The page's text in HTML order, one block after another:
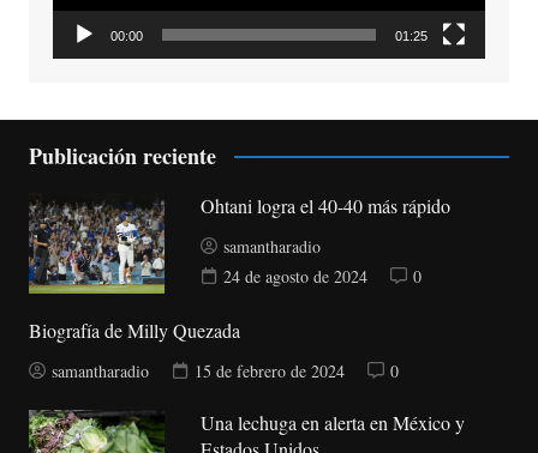
00:00 01:25
Publicación reciente
Ohtani logra el 40-40 más rápido
samantharadio
24 de agosto de 2024
0
Biografía de Milly Quezada
samantharadio 15 de febrero de 2024 0
Una lechuga en alerta en México y